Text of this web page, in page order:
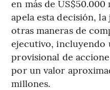
en más de
apela esta decisión,
otras maneras de
ejecutivo, incluyendo
provisional de
por un valor
millones.